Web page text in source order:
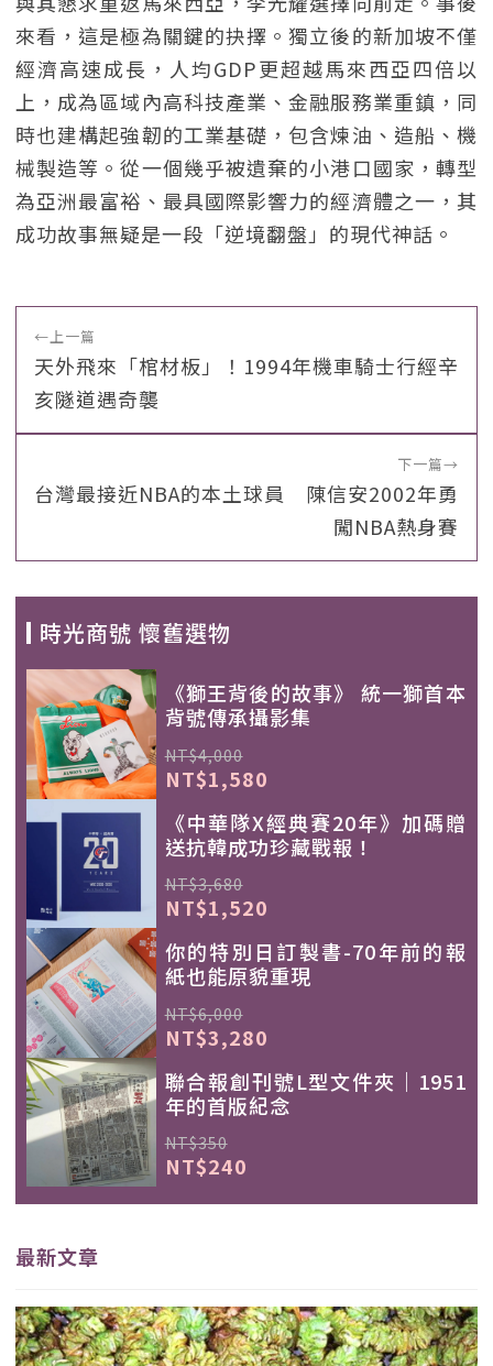
來看，這是極為關鍵的抉擇。獨立後的新加坡不僅
經濟高速成長，人均GDP更超越馬來西亞四倍以
上，成為區域內高科技產業、金融服務業重鎮，同
時也建構起強韌的工業基礎，包含煉油、造船、機
械製造等。從一個幾乎被遺棄的小港口國家，轉型
為亞洲最富裕、最具國際影響力的經濟體之一，其
成功故事無疑是一段「逆境翻盤」的現代神話。
←上一篇
天外飛來「棺材板」！1994年機車騎士行經辛
亥隧道遇奇襲
下一篇→
台灣最接近NBA的本土球員 陳信安2002年勇
闖NBA熱身賽
時光商號 懷舊選物
《獅王背後的故事》 統一獅首本
背號傳承攝影集
NT$4,000
NT$1,580
《中華隊X經典賽20年》加碼贈
送抗韓成功珍藏戰報！
NT$3,680
NT$1,520
你的特別日訂製書-70年前的報
紙也能原貌重現
NT$6,000
NT$3,280
聯合報創刊號L型文件夾｜1951
年的首版紀念
NT$350
NT$240
最新文章